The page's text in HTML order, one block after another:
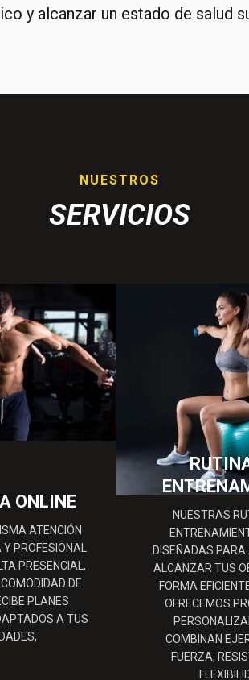
y alcanzar un estado de salud
NUESTROS
SERVICIOS
ONLINE
ATENCIÓN
PROFESIONAL
PRESENCIAL,
DE
PLANES
A TUS
NUESTRAS
DISEÑADAS PARA
ALCANZAR TUS
FORMA
OFRECEMOS
COMBINAN
FUERZA,